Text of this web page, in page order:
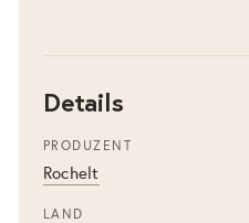
Details
PRODUZENT
Rochelt
LAND